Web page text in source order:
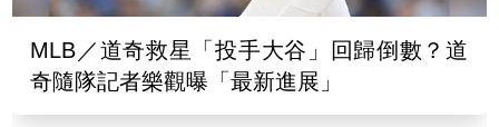
MLB／道奇救星「投手大谷」回歸倒數？道
奇隨隊記者樂觀曝「最新進展」